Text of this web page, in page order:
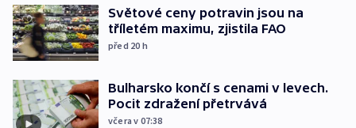
Světové ceny potravin jsou na
tříletém maximu, zjistila FAO
před 20 h
Bulharsko končí s cenami v levech.
Pocit zdražení přetrvává
včera v 07:38